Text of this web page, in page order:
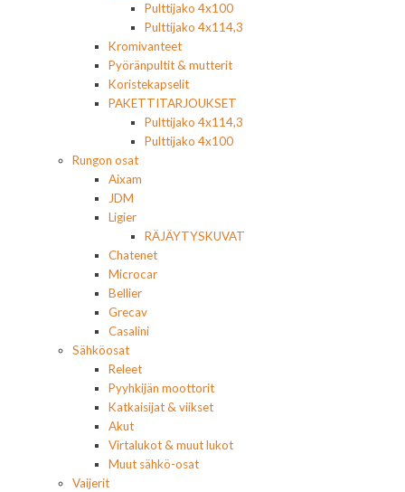
Pulttijako 4x100
Pulttijako 4x114,3
Kromivanteet
Pyöränpultit & mutterit
Koristekapselit
PAKETTITARJOUKSET
Pulttijako 4x114,3
Pulttijako 4x100
Rungon osat
Aixam
JDM
Ligier
RÄJÄYTYSKUVAT
Chatenet
Microcar
Bellier
Grecav
Casalini
Sähköosat
Releet
Pyyhkijän moottorit
Katkaisijat & viikset
Akut
Virtalukot & muut lukot
Muut sähkö-osat
Vaijerit